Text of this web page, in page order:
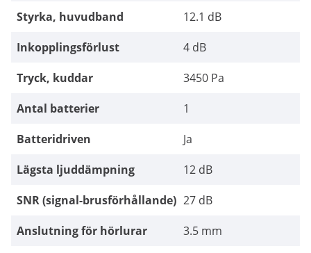
Styrka, huvudband
12.1 dB
Inkopplingsförlust
4 dB
Tryck, kuddar
3450 Pa
Antal batterier
1
Batteridriven
Ja
Lägsta ljuddämpning
12 dB
SNR (signal-brusförhållande) 27 dB
Anslutning för hörlurar
3.5 mm